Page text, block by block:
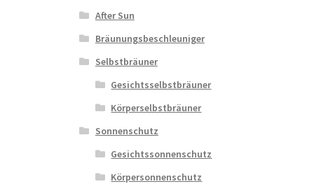
After Sun
Bräunungsbeschleuniger
Selbstbräuner
Gesichtsselbstbräuner
Körperselbstbräuner
Sonnenschutz
Gesichtssonnenschutz
Körpersonnenschutz